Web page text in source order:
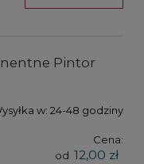
Pintor
w: 24-48 godziny
Cena:
od 12,00 zł